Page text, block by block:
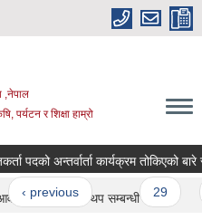
,नेपाल
पर्यटन र शिक्षा हाम्रो
पदको अन्तर्वार्ता कार्यक्रम तोकिएको बारे
‹ previous … 29
पेश गर्ने म्याद थप सम्बन्धी सूचना